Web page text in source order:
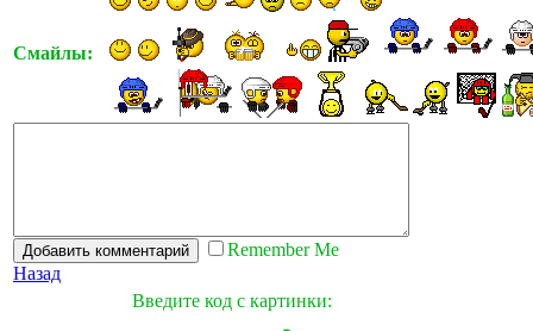
Смайлы:
Remember Me
Назад
Введите код с картинки: